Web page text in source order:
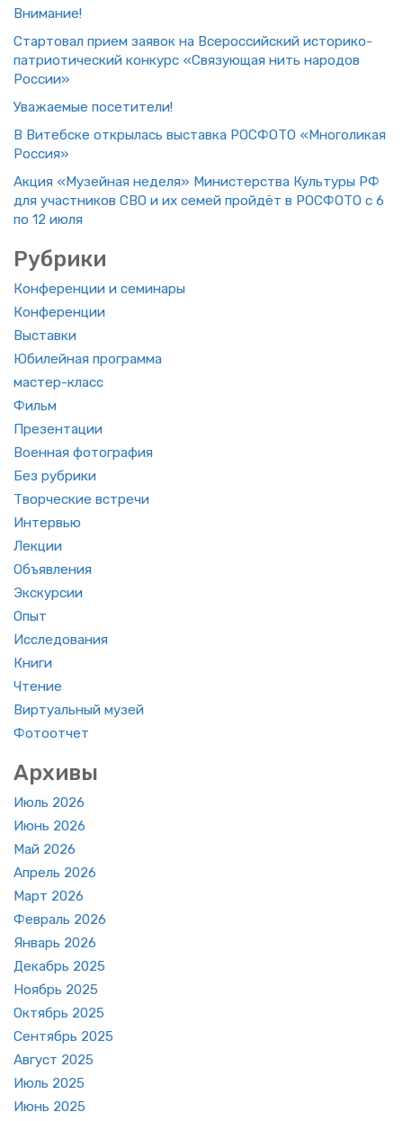
Вни­ма­ние!
Стар­то­вал прием за­явок на Все­рос­сий­ский ис­то­ри­ко-
пат­ри­о­ти­че­ский кон­курс «Свя­зу­ю­щая нить на­ро­дов
Рос­сии»
Ува­жа­е­мые по­се­ти­те­ли!
В Ви­теб­ске от­кры­лась вы­став­ка РОС­ФО­ТО «Мно­го­ли­кая
Рос­сия»
Акция «Му­зей­ная неде­ля» Ми­ни­стер­ства Куль­ту­ры РФ
для участ­ни­ков СВО и их семей прой­дёт в РОС­ФО­ТО с 6
по 12 июля
Руб­ри­ки
Кон­фе­рен­ции и се­ми­на­ры
Кон­фе­рен­ции
Вы­став­ки
Юби­лей­ная про­грам­ма
ма­стер-класс
Фильм
Пре­зен­та­ции
Во­ен­ная фо­то­гра­фия
Без руб­ри­ки
Твор­че­ские встре­чи
Ин­тер­вью
Лек­ции
Объ­яв­ле­ния
Экс­кур­сии
Опыт
Ис­сле­до­ва­ния
Книги
Чте­ние
Вир­ту­аль­ный музей
Фо­то­от­чет
Ар­хи­вы
Июль 2026
Июнь 2026
Май 2026
Ап­рель 2026
Март 2026
Фев­раль 2026
Ян­варь 2026
Де­кабрь 2025
Но­ябрь 2025
Ок­тябрь 2025
Сен­тябрь 2025
Ав­густ 2025
Июль 2025
Июнь 2025